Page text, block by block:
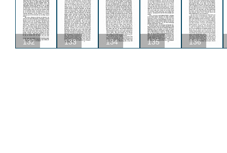
132 133 134 135 136